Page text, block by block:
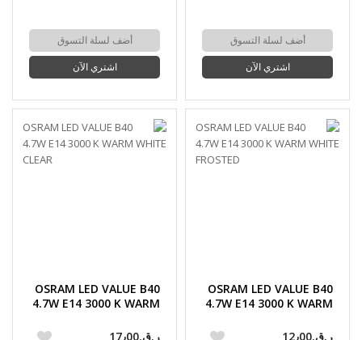
أضف لسلة التسوق
اشتري الآن
أضف لسلة التسوق
اشتري الآن
OSRAM LED VALUE B40
4.7W E14 3000 K WARM
ر.ق.‏12٫00
OSRAM LED VALUE B40
4.7W E14 3000 K WARM
ر.ق.‏17٫00